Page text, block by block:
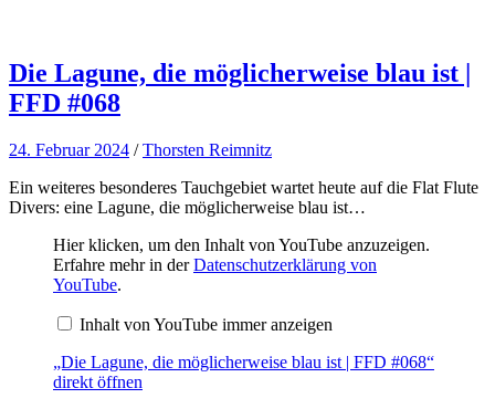
Die Lagune, die möglicherweise blau ist |
FFD #068
24. Februar 2024 /Thorsten Reimnitz
Ein weiteres besonderes Tauchgebiet wartet heute auf die Flat Flute
Divers: eine Lagune, die möglicherweise blau ist…
„Die
Lagune,
die
möglicherweise
ist
FFD
#068“
von
Hier klicken, um den Inhalt von YouTube anzuzeigen.
Erfahre mehr in derDatenschutzerklärung von
YouTube.
Inhalt von YouTube immer anzeigen
„Die Lagune, die möglicherweise blau ist | FFD #068“
direkt öffnen